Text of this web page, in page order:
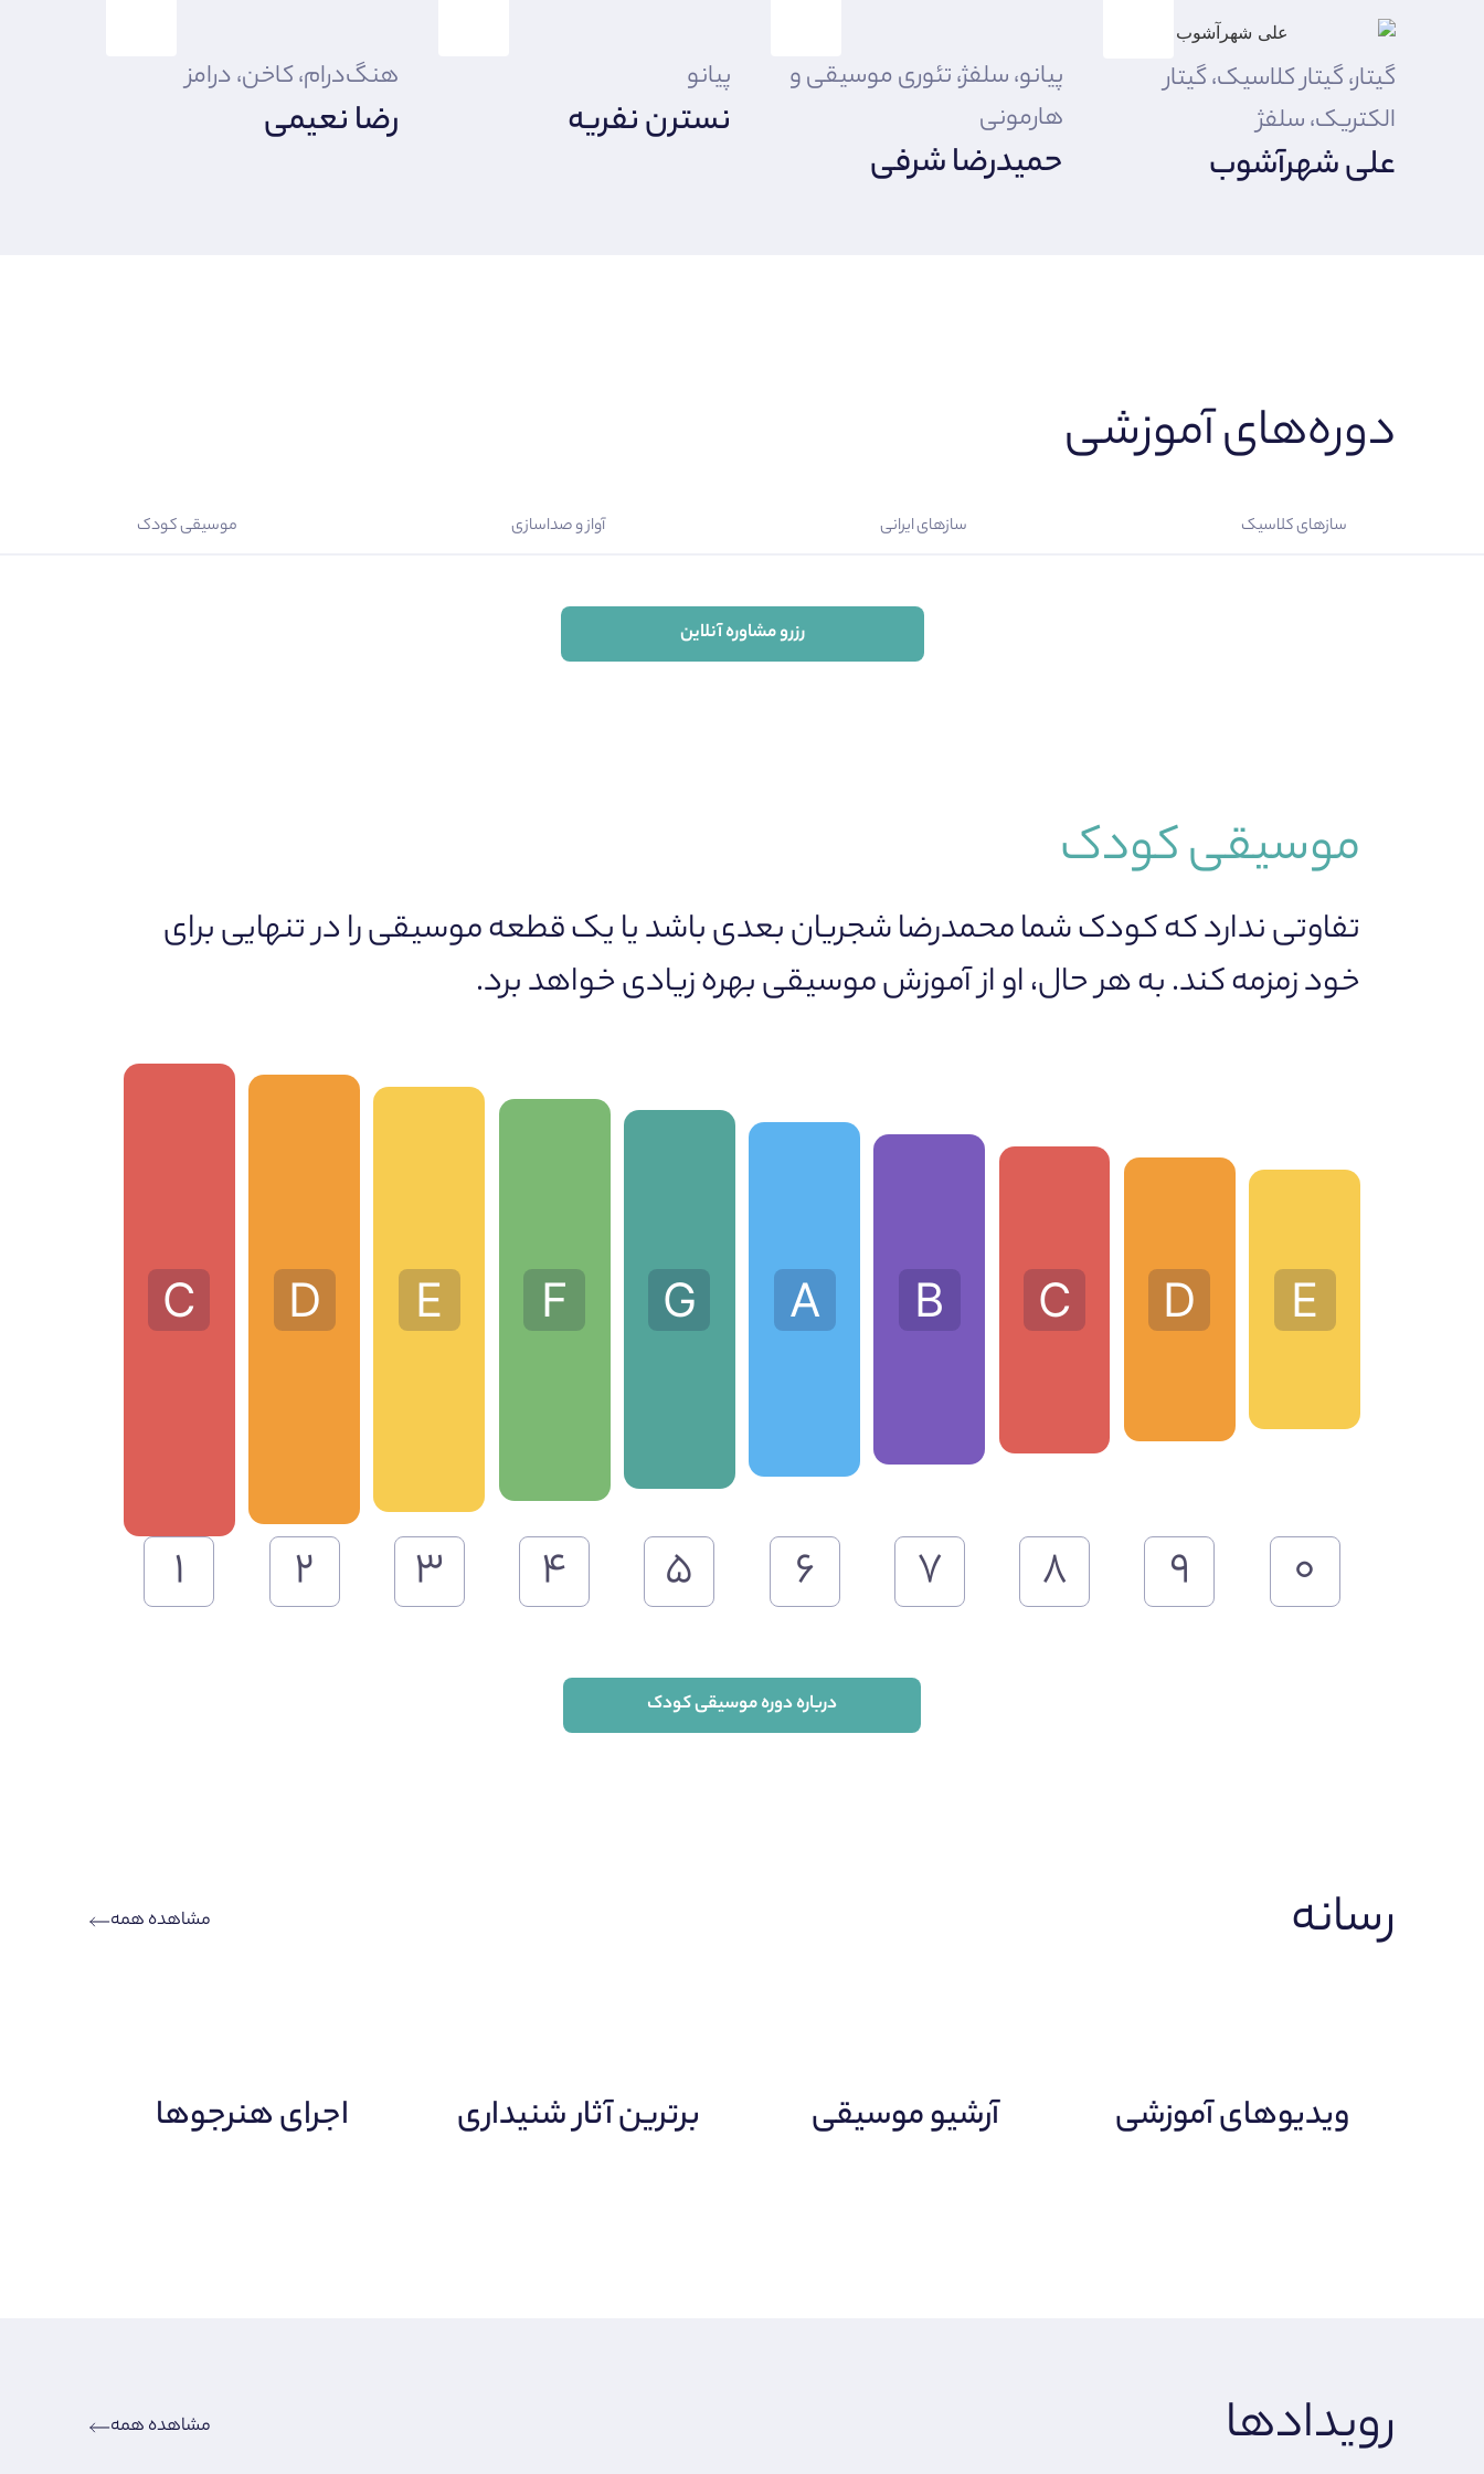
گیتار، گیتار کلاسیک، گیتار
الکتریک، سلفژ
علی شهرآشوب
پیانو، سلفژ، تئوری موسیقی و
هارمونی
حمیدرضا شرفی
پیانو
نسترن نفریه
هنگ‌درام، کاخن، درامز
رضا نعیمی
دوره‌های آموزشی
سازهای کلاسیک سازهای ایرانی آواز و صداسازی موسیقی کودک
رزرو مشاوره آنلاین
موسیقی کودک
تفاوتی ندارد که کودک شما محمدرضا شجریان بعدی باشد یا یک قطعه موسیقی را در تنهایی برای
خود زمزمه کند. به هر حال، او از آموزش موسیقی بهره زیادی خواهد برد.
C
۱
D
۲
E
۳
F
۴
G
۵
A
۶
B
۷
C
۸
D
۹
E
۰
درباره دوره موسیقی کودک
رسانه مشاهده همه
ویدیوهای آموزشی آرشیو موسیقی برترین آثار شنیداری اجرای هنرجوها
رویدادها مشاهده همه